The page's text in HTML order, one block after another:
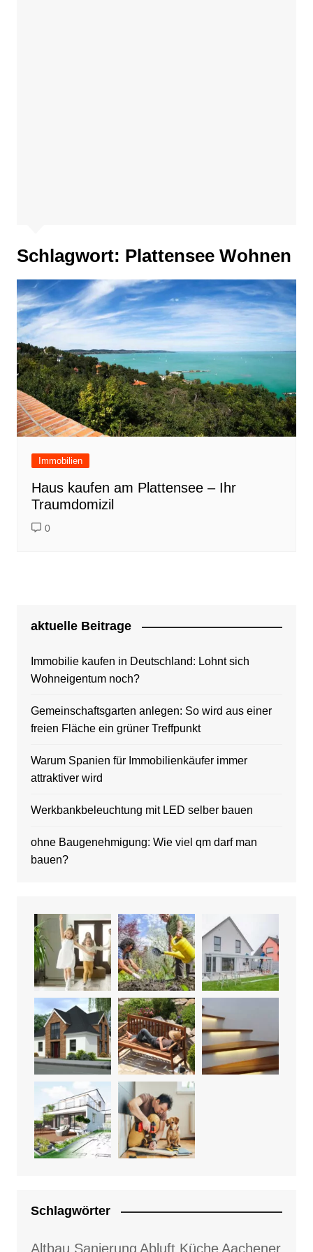
Schlagwort: Plattensee Wohnen
Immobilien
Haus kaufen am Plattensee – Ihr
Traumdomizil
0
aktuelle Beitrage
Immobilie kaufen in Deutschland: Lohnt sich
Wohneigentum noch?
Gemeinschaftsgarten anlegen: So wird aus einer
freien Fläche ein grüner Treffpunkt
Warum Spanien für Immobilienkäufer immer
attraktiver wird
Werkbankbeleuchtung mit LED selber bauen
ohne Baugenehmigung: Wie viel qm darf man
bauen?
Schlagwörter
Altbau Sanierung Abluft Küche Aachener